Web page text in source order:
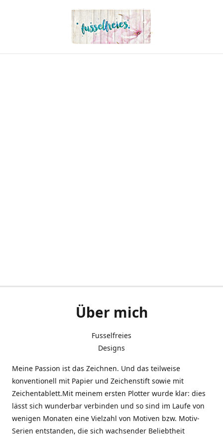
Über mich
Fusselfreies
Designs
Meine Passion ist das Zeichnen. Und das teilweise
konventionell mit Papier und Zeichenstift sowie mit
Zeichentablett.Mit meinem ersten Plotter wurde klar: dies
lässt sich wunderbar verbinden und so sind im Laufe von
wenigen Monaten eine Vielzahl von Motiven bzw. Motiv-
Serien entstanden, die sich wachsender Beliebtheit